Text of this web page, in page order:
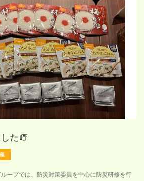
た🧯
ープでは、防災対策委員を中心に防災研修を行